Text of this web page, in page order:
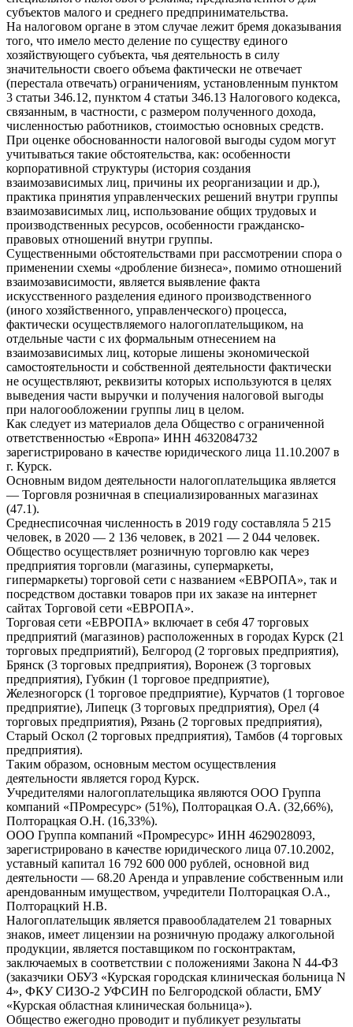
субъектов малого и среднего предпринимательства.
На налоговом органе в этом случае лежит бремя доказывания
того, что имело место деление по существу единого
хозяйствующего субъекта, чья деятельность в силу
значительности своего объема фактически не отвечает
(перестала отвечать) ограничениям, установленным пунктом
3 статьи 346.12, пунктом 4 статьи 346.13 Налогового кодекса,
связанным, в частности, с размером полученного дохода,
численностью работников, стоимостью основных средств.
При оценке обоснованности налоговой выгоды судом могут
учитываться такие обстоятельства, как: особенности
корпоративной структуры (история создания
взаимозависимых лиц, причины их реорганизации и др.),
практика принятия управленческих решений внутри группы
взаимозависимых лиц, использование общих трудовых и
производственных ресурсов, особенности гражданско-
правовых отношений внутри группы.
Существенными обстоятельствами при рассмотрении спора о
применении схемы «дробление бизнеса», помимо отношений
взаимозависимости, является выявление факта
искусственного разделения единого производственного
(иного хозяйственного, управленческого) процесса,
фактически осуществляемого налогоплательщиком, на
отдельные части с их формальным отнесением на
взаимозависимых лиц, которые лишены экономической
самостоятельности и собственной деятельности фактически
не осуществляют, реквизиты которых используются в целях
выведения части выручки и получения налоговой выгоды
при налогообложении группы лиц в целом.
Как следует из материалов дела Общество с ограниченной
ответственностью «Европа» ИНН 4632084732
зарегистрировано в качестве юридического лица 11.10.2007 в
г. Курск.
Основным видом деятельности налогоплательщика является
— Торговля розничная в специализированных магазинах
(47.1).
Среднесписочная численность в 2019 году составляла 5 215
человек, в 2020 — 2 136 человек, в 2021 — 2 044 человек.
Общество осуществляет розничную торговлю как через
предприятия торговли (магазины, супермаркеты,
гипермаркеты) торговой сети с названием «ЕВРОПА», так и
посредством доставки товаров при их заказе на интернет
сайтах Торговой сети «ЕВРОПА».
Торговая сети «ЕВРОПА» включает в себя 47 торговых
предприятий (магазинов) расположенных в городах Курск (21
торговых предприятий), Белгород (2 торговых предприятия),
Брянск (3 торговых предприятия), Воронеж (3 торговых
предприятия), Губкин (1 торговое предприятие),
Железногорск (1 торговое предприятие), Курчатов (1 торговое
предприятие), Липецк (3 торговых предприятия), Орел (4
торговых предприятия), Рязань (2 торговых предприятия),
Старый Оскол (2 торговых предприятия), Тамбов (4 торговых
предприятия).
Таким образом, основным местом осуществления
деятельности является город Курск.
Учредителями налогоплательщика являются ООО Группа
компаний «ПРомресурс» (51%), Полторацкая О.А. (32,66%),
Полторацкая О.Н. (16,33%).
ООО Группа компаний «Промресурс» ИНН 4629028093,
зарегистрировано в качестве юридического лица 07.10.2002,
уставный капитал 16 792 600 000 рублей, основной вид
деятельности — 68.20 Аренда и управление собственным или
арендованным имуществом, учредители Полторацкая О.А.,
Полторацкий Н.В.
Налогоплательщик является правообладателем 21 товарных
знаков, имеет лицензии на розничную продажу алкогольной
продукции, является поставщиком по госконтрактам,
заключаемых в соответствии с положениями Закона N 44-ФЗ
(заказчики ОБУЗ «Курская городская клиническая больница N
4», ФКУ СИЗО-2 УФСИН по Белгородской области, БМУ
«Курская областная клиническая больница»).
Общество ежегодно проводит и публикует результаты